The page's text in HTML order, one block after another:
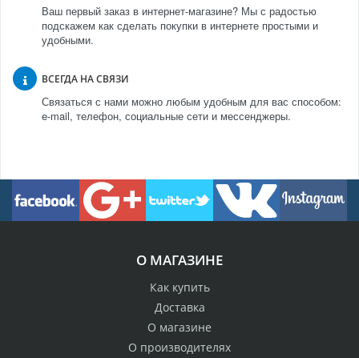
Ваш первый заказ в интернет-магазине? Мы с радостью
подскажем как сделать покупки в интернете простыми и
удобными.
ВСЕГДА НА СВЯЗИ
Связаться с нами можно любым удобным для вас способом:
e-mail, телефон, социальные сети и мессенджеры.
О МАГАЗИНЕ
Как купить
Доставка
О магазине
О производителях